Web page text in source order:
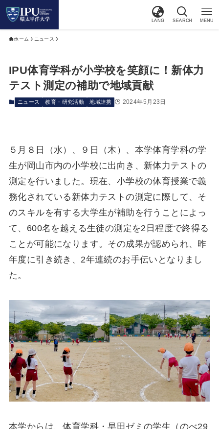
LANG SEARCH MENU
ホーム ニュース
IPU体育学科が小学校を笑顔に！新体力
テスト測定の補助で地域貢献
ニュース 教育・研究活動 地域連携 2024年5月23日
５月８日（水）、９日（木）、本学体育学科の学
生が岡山市内の小学校に出向き、新体力テストの
測定を行いました。現在、小学校の体育授業で義
務化されている新体力テストの測定に際して、そ
のスキルを有する大学生が補助を行うことによっ
て、600名を越える生徒の測定を2日程度で終得る
ことが可能になります。その成果が認められ、昨
年度に引き続き、2年連続のお手伝いとなりまし
た。
本学からは、体育学科・早田ゼミの学生（のべ29